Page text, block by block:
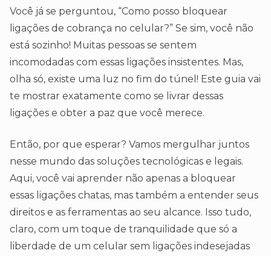
Você já se perguntou, “Como posso bloquear
ligações de cobrança no celular?” Se sim, você não
está sozinho! Muitas pessoas se sentem
incomodadas com essas ligações insistentes. Mas,
olha só, existe uma luz no fim do túnel! Este guia vai
te mostrar exatamente como se livrar dessas
ligações e obter a paz que você merece.
Então, por que esperar? Vamos mergulhar juntos
nesse mundo das soluções tecnológicas e legais.
Aqui, você vai aprender não apenas a bloquear
essas ligações chatas, mas também a entender seus
direitos e as ferramentas ao seu alcance. Isso tudo,
claro, com um toque de tranquilidade que só a
liberdade de um celular sem ligações indesejadas